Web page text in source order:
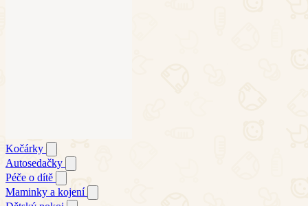
Kočárky
Autosedačky
Péče o dítě
Maminky a kojení